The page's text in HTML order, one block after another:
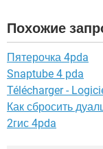
Похожие
Пятерочка 4pda
Snaptube 4 pda
Télécharger -
Как сбросить
2гис 4pda